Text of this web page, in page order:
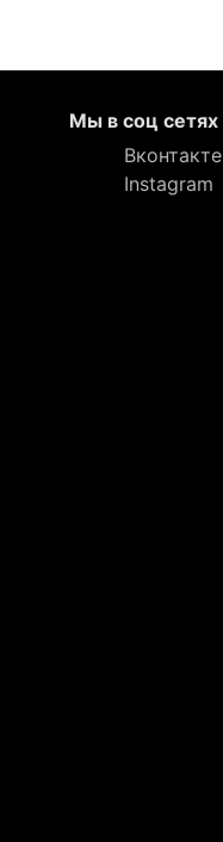
Мы в соц сетях
Вконтакте
Instagram